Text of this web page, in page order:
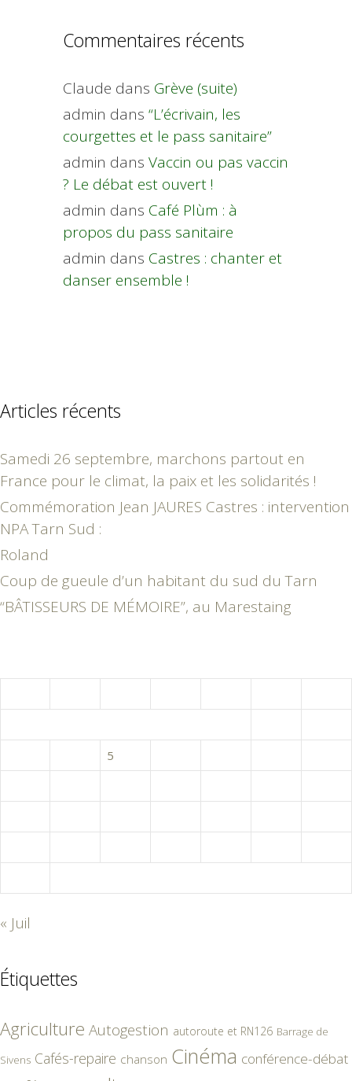
Commentaires récents
Claude dans Grève (suite)
admin dans “L’écrivain, les
courgettes et le pass sanitaire”
admin dans Vaccin ou pas vaccin
? Le débat est ouvert !
admin dans Café Plùm : à
propos du pass sanitaire
admin dans Castres : chanter et
danser ensemble !
Articles récents
Samedi 26 septembre, marchons partout en
France pour le climat, la paix et les solidarités !
Commémoration Jean JAURES Castres : intervention
NPA Tarn Sud :
Roland
Coup de gueule d’un habitant du sud du Tarn
“BÂTISSEURS DE MÉMOIRE”, au Marestaing
5
« Juil
Étiquettes
Agriculture Autogestion autoroute et RN126 Barrage de
Sivens Cafés-repaire chanson Cinéma conférence-débat